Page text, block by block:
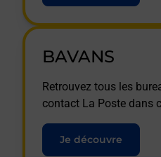
BAVANS
Retrouvez tous les
contact La Poste dans
Je découvre